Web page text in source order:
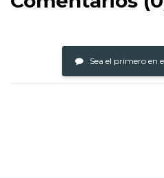
Sea el primero en